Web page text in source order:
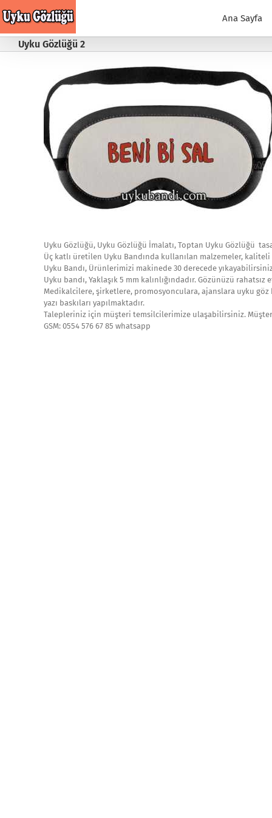
to
Ana Sayfa
Uyku Gözlüğü 2
Uyku Gözlüğü, Uyku Gözlüğü İmalatı, Toptan Uyku Gözlüğü
Üç katlı üretilen Uyku Bandında kullanılan malzemeler,
Uyku Bandı, Ürünlerimizi makinede 30 derecede
Uyku bandı, Yaklaşık 5 mm kalınlığındadır. Gözünüzü rahatsız
Medikalcilere, şirketlere, promosyonculara, ajanslara uyku
yazı baskıları yapılmaktadır.
Talepleriniz için müşteri temsilcilerimize ulaşabilirsiniz. Müşteri
GSM: 0554 576 67 85 whatsapp